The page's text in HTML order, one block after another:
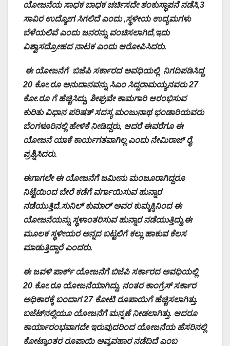
ಯೋಜನೆಯ ಸಾಧಕ ಬಾಧಕ ಚರ್ಚಿಸದೇ ಶಂಕುಸ್ಥಾಪನೆ ನಡೆಸಿ,3
ಸಾವಿರ ಉದ್ಯೋಗ ಸಿಗಲಿದೆ ಎಂದು ,ಸ್ಥಳೀಯ ಉದ್ಯಮಗಳು
ಬೆಳೆಯಲಿವೆ ಎಂದು ಜನರನ್ನು ವಂಚಿಸಲಾಗಿದೆ,ಇದು
ವಿಶ್ವಾಸದ್ರೋಹದ ನಾಟಕ ಎಂದು ಆರೋಪಿಸಿದರು.
ಈ ಯೋಜನೆಗೆ ಬಿಜೆಪಿ ಸರ್ಕಾರದ ಅವಧಿಯಲ್ಲಿ ನಿಗದಿಪಡಿಸಿದ್ದ
20 ಕೋ.ರೂ ಅನುದಾನವನ್ನು ಸಿಎಂ ಸಿದ್ದರಾಮಯ್ಯನವರು 27
ಕೋ.ರೂ ಗೆ ಹೆಚ್ಚಿಸಿದ್ದು, ಶೀಘ್ರವೇ ಕಾಮಗಾರಿ ಆರಂಭಿಸುವ
ಕುರಿತು ವಿಧಾನ ಪರಿಷತ್ ಸದಸ್ಯ ಮಂಜುನಾಥ ಭಂಡಾರಿಯವರು
ಬೆಂಗಳೂರಿನಲ್ಲಿ ಹೇಳಿಕೆ ನೀಡಿದ್ದರು, ಆದರೆ ಈವರೆಗೂ ಈ
ಯೋಜನೆ ಯಾಕೆ ಕಾರ್ಯಗತವಾಗಿಲ್ಲ ಎಂದು ನೇಮಿರಾಜ್ ರೈ
ಪ್ರಶ್ನಿಸಿದರು.
ಈಗಾಗಲೇ ಈ ಯೋಜನೆಗೆ ಜಮೀನು ಮಂಜೂರಾಗಿದ್ದರೂ
ನಿಟ್ಟೆಯಿಂದ ಬೇರೆ ಕಡೆಗೆ ವರ್ಗಾಯಿಸುವ ಹುನ್ನಾರ
ನಡೆಯುತ್ತಿದೆ.ಸುನಿಲ್ ಕುಮಾರ್ ಅವರ ಕುಮ್ಮಕ್ಕಿನಿಂದ ಈ
ಯೋಜನೆಯನ್ನು ಸ್ಥಳಾಂತರಿಸುವ ಹುನ್ನಾರ ನಡೆಯುತ್ತಿದ್ದು,ಈ
ಮೂಲಕ ಸ್ಥಳೀಯರ ಅನ್ನದ ಬಟ್ಟಲಿಗೆ ಕಲ್ಲು ಹಾಕುವ ಕೆಲಸ
ಮಾಡುತ್ತಿದ್ದಾರೆ ಎಂದರು.
ಈ ಜವಳಿ ಪಾರ್ಕ್ ಯೋಜನೆಗೆ ಬಿಜೆಪಿ ಸರ್ಕಾರದ ಅವಧಿಯಲ್ಲಿ
20 ಕೋ.ರೂ ಯೋಜನೆಯಾಗಿದ್ದು, ನಂತರ ಕಾಂಗ್ರೆಸ್ ಸರ್ಕಾರ
ಅಧಿಕಾರಕ್ಕೆ ಬಂದಾಗ 27 ಕೋಟಿ ರೂಪಾಯಿಗೆ ಹೆಚ್ಚಿಸಲಾಗಿತ್ತು.
ಬಜೆಟ್‌ನಲ್ಲಿಯೂ ಯೋಜನೆಗೆ ಮನ್ನಣೆ ನೀಡಲಾಗಿತ್ತು. ಆದರೂ
ಕಾರ್ಯಾರಂಭವಾಗದೇ ಇರುವುದರಿಂದ ಯೋಜನೆಯ ಹೆಸರಿನಲ್ಲಿ
ಕೋಟ್ಯಾಂತರ ರೂಪಾಯಿ ಅವ್ಯವಹಾರ ನಡೆದಿದೆ ಎಂಬ